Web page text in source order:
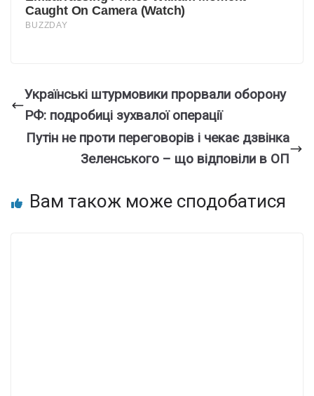
Українські штурмовики прорвали оборону
РФ: подробиці зухвалої операції
Путін не проти переговорів і чекає дзвінка
Зеленського – що відповіли в ОП
Вам також може сподобатися